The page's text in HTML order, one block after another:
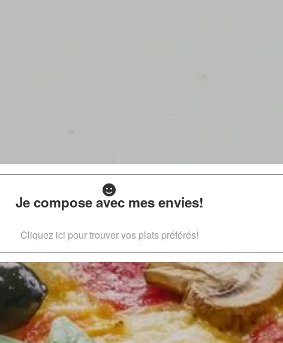
Je compose avec mes envies!
Cliquez ici pour trouver vos plats préférés!